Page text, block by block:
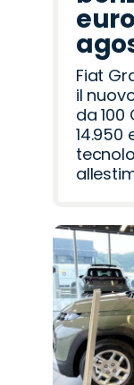
Fiat
il
da 100
14.950